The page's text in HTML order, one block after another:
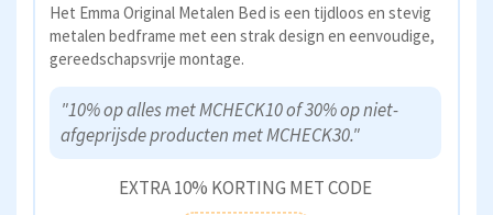
Het Emma Original Metalen Bed is een tijdloos en stevig
metalen bedframe met een strak design en eenvoudige,
gereedschapsvrije montage.
"10% op alles met MCHECK10 of 30% op niet-
afgeprijsde producten met MCHECK30."
EXTRA 10% KORTING MET CODE